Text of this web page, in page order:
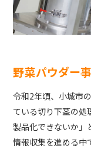
野菜パウダー
令和2年頃、小城市
ている切り下茎の処
製品化できないか」
情報収集を進める中